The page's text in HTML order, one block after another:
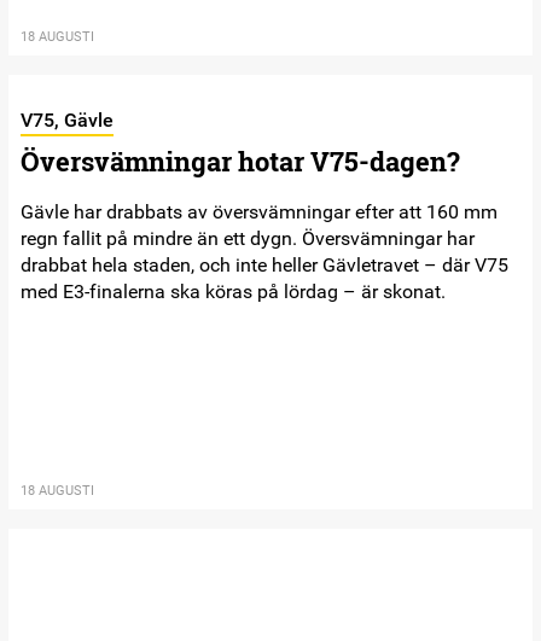
18 AUGUSTI
V75, Gävle
Översvämningar hotar V75-dagen?
Gävle har drabbats av översvämningar efter att 160 mm
regn fallit på mindre än ett dygn. Översvämningar har
drabbat hela staden, och inte heller Gävletravet – där V75
med E3-finalerna ska köras på lördag – är skonat.
18 AUGUSTI